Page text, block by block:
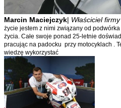
Marcin Maciejczyk| Właściciel firmy
życie jestem z nimi związany od
życia. Całe swoje ponad 25-letnie
pracując na padocku przy motocyklach .
wiedzę wykorzystać